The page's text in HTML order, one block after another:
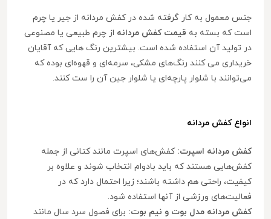
جنس معمول به کار گرفته شده در کفش مردانه از جیر یا چرم
است که بسته به قیمت کفش مردانه از چرم طبیعی یا مصنوعی
در تولید آن استفاده شده است. بیشترین رنگ هایی که آقایان
خریداری می کنند رنگ‌های مشکی، سرمه‌ای و قهوه‌ای بوده که
می‌توانند با شلوار پارچه‌ای یا شلوار جین آن را ست کنند.
انواع کفش مردانه
کفش مردانه اسپرت: کفش‌های اسپرت مانند کتانی از جمله
کفش‌هایی هستند که باید بادوام انتخاب شوند و علاوه بر
کیفیت، راحتی هم داشته باشند؛ زیرا احتمال دارد که در
فعالیت‌های ورزشی از آنها استفاده شود.
کفش مردانه مدل بوت و نیم بوت: برای فصول سرد سال مانند